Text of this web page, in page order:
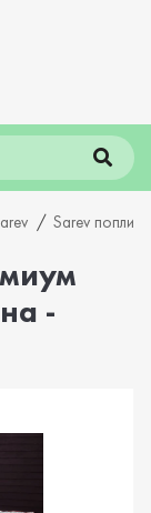
Sarev поплин
-